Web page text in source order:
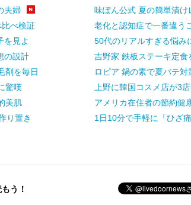
夫婦
べ検証
を見よ
の設計
剤を毎日
驚嘆
美肌
り置き
味ぽん公式 夏の簡単漬け
老化と認知症で一番違う
50代のリアルすぎる悩み
吉野家 鉄板ステーキ定食
ロピア 鍋の素で夏バテ対
上野に韓国コスメ店が3
アメリカ在住者の節約健
1日10分で手軽に「ひざ痛
う！